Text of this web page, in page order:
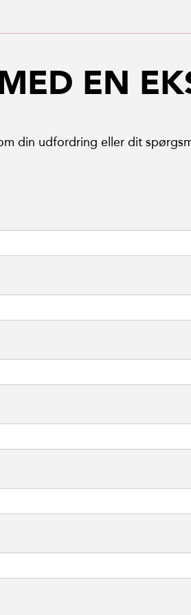
EN
din udfordring eller dit